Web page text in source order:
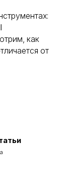
как
от